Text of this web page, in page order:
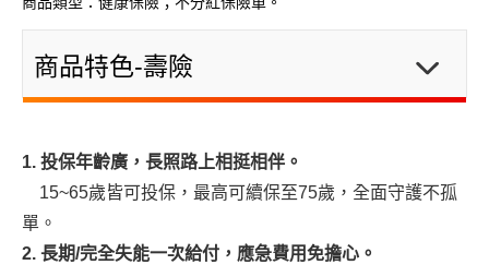
1. 投保年齡廣，長照路上相挺相伴。
15~65歲皆可投保，最高可續保至75歲，全面守護不孤
單。
2. 長期/完全失能一次給付，應急費用免擔心。